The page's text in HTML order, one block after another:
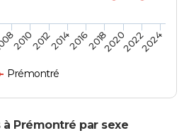
Prémontré
20102012201420162018202020222024
Prémontré par sexe